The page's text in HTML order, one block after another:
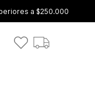
a $250.000